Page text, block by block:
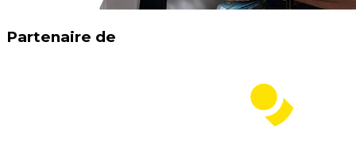
Partenaire de